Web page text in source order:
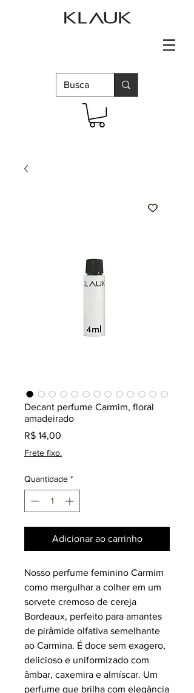
Decant perfume Carmim, floral
amadeirado
R$ 14,00
Frete fixo.
Quantidade *
Adicionar ao carrinho
Nosso perfume feminino Carmim
como mergulhar a colher em um
sorvete cremoso de cereja
Bordeaux, perfeito para amantes
de pirâmide olfativa semelhante
ao Carmina. É doce sem exagero,
delicioso e uniformizado com
âmbar, caxemira e almíscar. Um
perfume que brilha com elegância